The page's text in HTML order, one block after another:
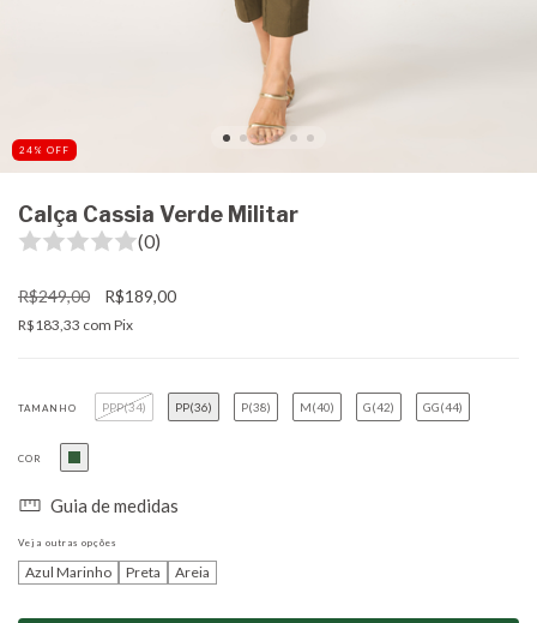
24 % OFF
Calça Cassia Verde Militar
(0)
R$249,00 R$189,00
R$183,33 com Pix
TAMANHO PPP(34) PP(36) P(38) M(40) G(42) GG(44)
COR
Guia de medidas
Veja outras opções
Azul Marinho Preta Areia